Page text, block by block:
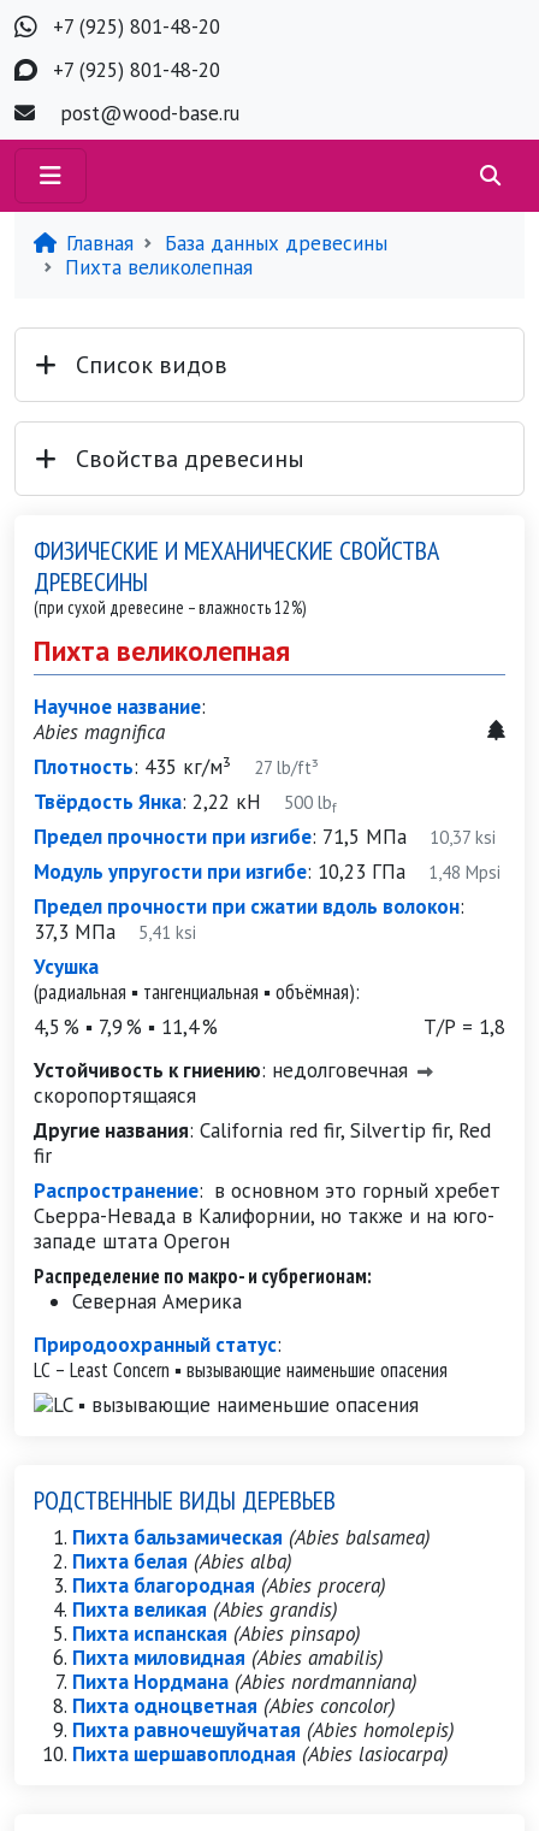
+7 (925) 801-48-20
+7 (925) 801-48-20
post@wood-base.ru
Главная
База данных древесины
Пихта великолепная
Список видов
Свойства древесины
ФИЗИЧЕСКИЕ И МЕХАНИЧЕСКИЕ СВОЙСТВА
ДРЕВЕСИНЫ
(при сухой древесине – влажность 12%)
Пихта великолепная
Научное название:
Abies magnifica
Плотность: 435 кг/м³ 27 lb/ft³
Твёрдость Янка: 2,22 кН 500 lbf
Предел прочности при изгибе: 71,5 МПа 10,37 ksi
Модуль упругости при изгибе: 10,23 ГПа 1,48 Mpsi
Предел прочности при сжатии вдоль волокон:
37,3 МПа 5,41 ksi
Усушка
(радиальная ▪ тангенциальная ▪ объёмная):
4,5 % ▪ 7,9 % ▪ 11,4 %
Т/Р = 1,8
Устойчивость к гниению: недолговечная
скоропортящаяся
Другие названия: California red fir, Silvertip fir, Red
fir
Распространение: в основном это горный хребет
Сьерра-Невада в Калифорнии, но также и на юго-
западе штата Орегон
Распределение по макро- и субрегионам:
Северная Америка
Природоохранный статус:
LC – Least Concern ▪ вызывающие наименьшие опасения
РОДСТВЕННЫЕ ВИДЫ ДЕРЕВЬЕВ
Пихта бальзамическая (Abies balsamea)
Пихта белая (Abies alba)
Пихта благородная (Abies procera)
Пихта великая (Abies grandis)
Пихта испанская (Abies pinsapo)
Пихта миловидная (Abies amabilis)
Пихта Нордмана (Abies nordmanniana)
Пихта одноцветная (Abies concolor)
Пихта равночешуйчатая (Abies homolepis)
Пихта шершавоплодная (Abies lasiocarpa)